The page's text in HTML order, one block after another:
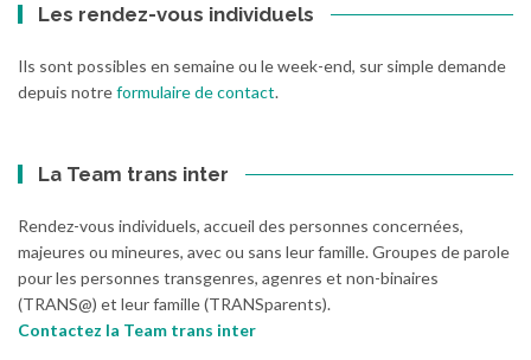
Les rendez-vous individuels
Ils sont possibles en semaine ou le week-end, sur simple demande
depuis notreformulaire de contact.
La Team trans inter
Rendez-vous individuels, accueil des personnes concernées,
majeures ou mineures, avec ou sans leur famille. Groupes de parole
pour les personnes transgenres, agenres et non-binaires
(TRANS@) et leur famille (TRANSparents).
Contactez la Team trans inter